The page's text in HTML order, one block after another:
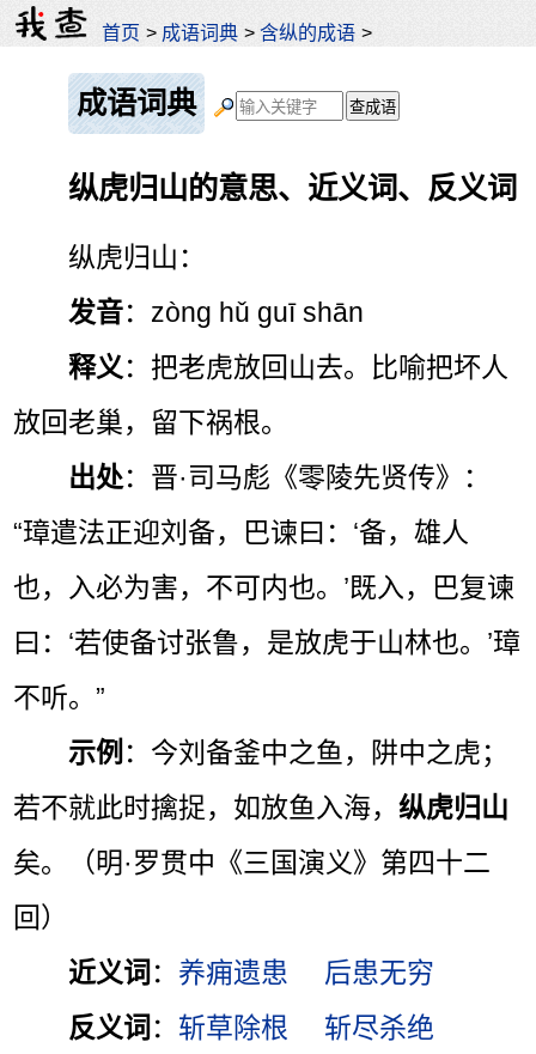
首页 > 成语词典 >含纵的成语 >
成语词典
纵虎归山的意思、近义词、反义词
纵虎归山：
发音：zòng hǔ guī shān
释义 ：把老虎放回山去。比喻把坏人
放回老巢，留下祸根。
出处：晋·司马彪《零陵先贤传》：
“璋遣法正迎刘备，巴谏曰：‘备，雄人
也，入必为害，不可内也。’既入，巴复谏
曰：‘若使备讨张鲁，是放虎于山林也。’璋
不听。”
示例 ：今刘备釜中之鱼，阱中之虎；
若不就此时擒捉，如放鱼入海，纵虎归山
矣。（明·罗贯中《三国演义》第四十二
回）
近义词 ： 养痈遗患
后患无穷
反义词 ： 斩草除根
斩尽杀绝